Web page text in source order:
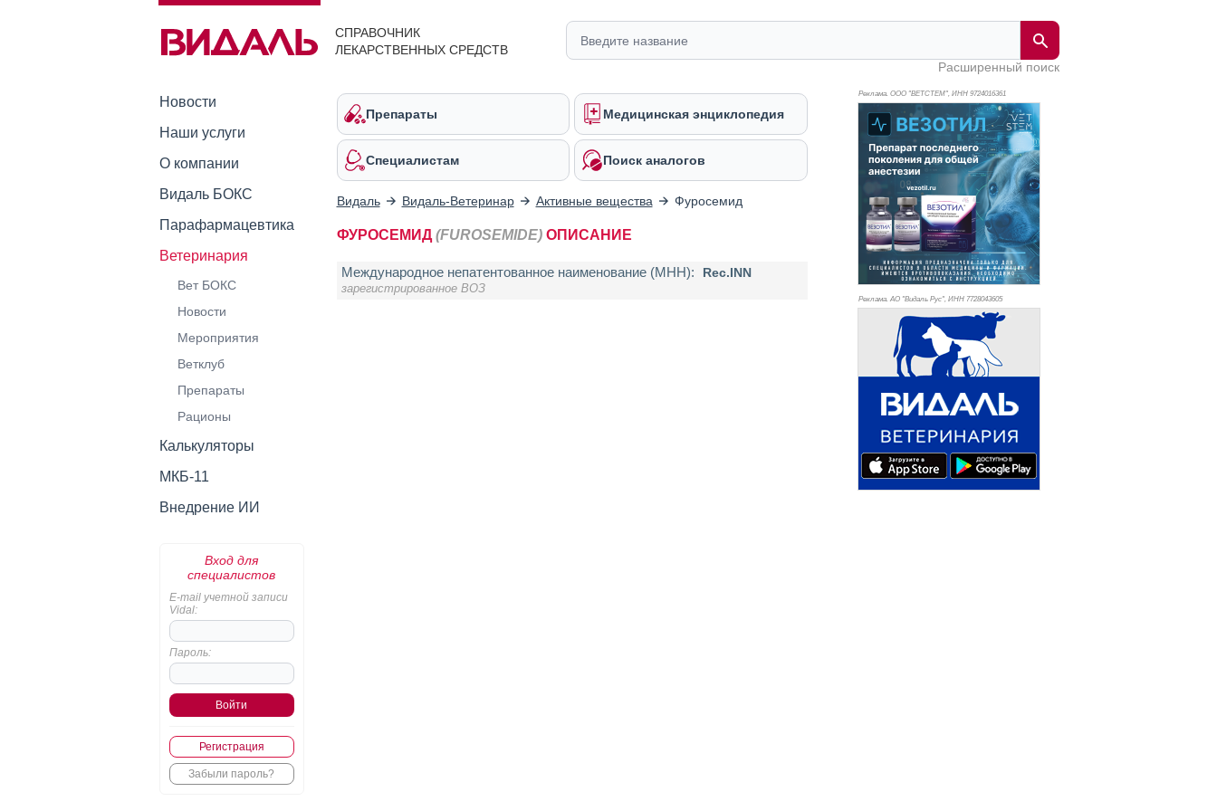
СПРАВОЧНИК
ЛЕКАРСТВЕННЫХ СРЕДСТВ
Расширенный поиск
Новости
Наши услуги
О компании
Видаль БОКС
Парафармацевтика
Ветеринария
Вет БОКС
Новости
Мероприятия
Ветклуб
Препараты
Рационы
Калькуляторы
МКБ-11
Внедрение ИИ
Вход для
специалистов
E-mail учетной записи
Vidal:
Пароль:
Регистрация
Забыли пароль?
Препараты Медицинская энциклопедия
Специалистам Поиск аналогов
Видаль Видаль-Ветеринар Активные вещества Фуросемид
ФУРОСЕМИД(FUROSEMIDE)ОПИСАНИЕ
Международное непатентованное наименование (МНН): Rec.INN
зарегистрированное ВОЗ
Реклама. ООО "ВЕТСТЕМ", ИНН 9724016361
Реклама. АО "Видаль Рус", ИНН 7728043605